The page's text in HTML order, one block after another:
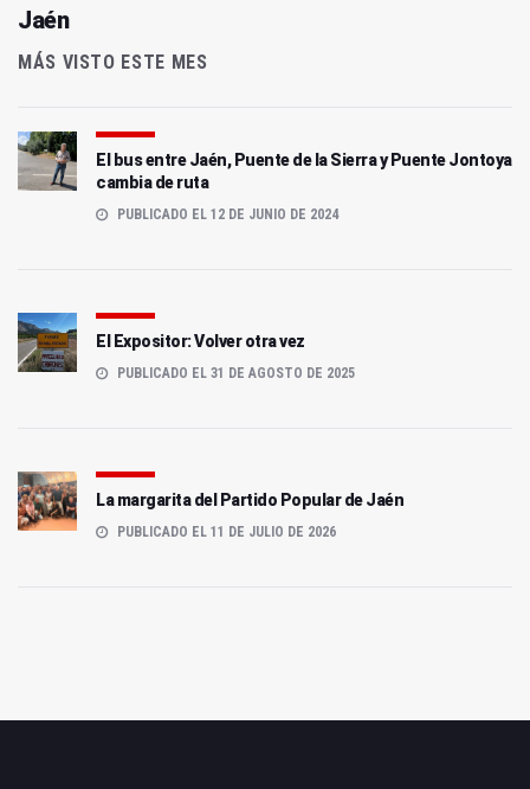
Jaén
MÁS VISTO ESTE MES
El bus entre Jaén, Puente de la Sierra y Puente Jontoya
cambia de ruta
PUBLICADO EL 12 DE JUNIO DE 2024
El Expositor: Volver otra vez
PUBLICADO EL 31 DE AGOSTO DE 2025
La margarita del Partido Popular de Jaén
PUBLICADO EL 11 DE JULIO DE 2026